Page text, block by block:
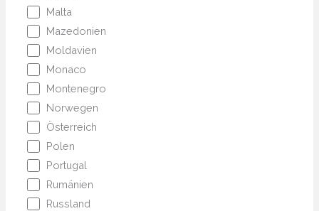
Malta
Mazedonien
Moldavien
Monaco
Montenegro
Norwegen
Österreich
Polen
Portugal
Rumänien
Russland